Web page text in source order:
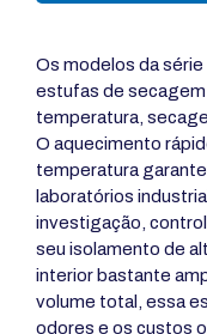
Os modelos da
estufas de
temperatura,
O aquecimento
temperatura
laboratórios
investigação,
seu isolamento de
interior bastante
volume total, essa
odores e os custos